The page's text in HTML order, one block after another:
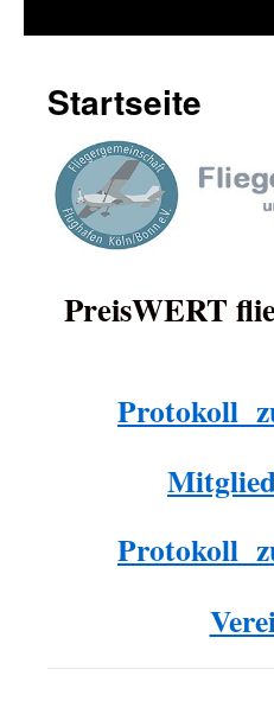
Startseite
PreisWERT
Protokoll
Protokoll